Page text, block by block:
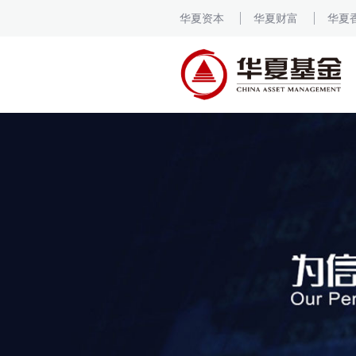
华夏资本 华夏财富 华夏